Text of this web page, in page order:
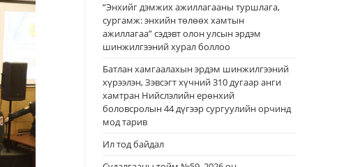
“Энхийг дэмжих ажиллагааны туршлага,
сургамж: энхийн төлөөх хамтын
ажиллагаа” сэдэвт олон улсын эрдэм
шинжилгээний хурал боллоо
Батлан хамгаалахын эрдэм шинжилгээний
хүрээлэн, Зэвсэгт хүчний 310 дугаар анги
хамтран Нийслэлийн ерөнхий
боловсролын 44 дүгээр сургуулийн орчинд
мод тарив
Ил тод байдал